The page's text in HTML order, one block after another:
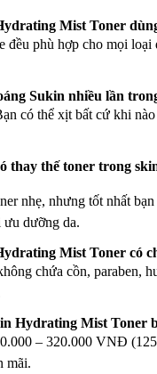
Mist Toner
phù hợp cho mọi loại
Sukin nhiều lần
có thể xịt bất cứ khi
thay thế toner trong
nhẹ, nhưng tốt nhất
ưu dưỡng da.
Mist Toner có
chứa cồn, paraben,
Hydrating Mist Toner
– 320.000 VNĐ
mãi.